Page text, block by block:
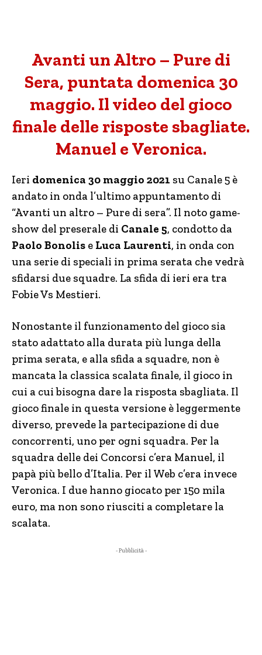
Avanti un Altro – Pure di
Sera, puntata domenica 30
maggio. Il video del gioco
finale delle risposte sbagliate.
Manuel e Veronica.
Ieri domenica 30 maggio 2021 su Canale 5 è
andato in onda l’ultimo appuntamento di
“Avanti un altro – Pure di sera”. Il noto game-
show del preserale di Canale 5, condotto da
Paolo Bonolis e Luca Laurenti, in onda con
una serie di speciali in prima serata che vedrà
sfidarsi due squadre. La sfida di ieri era tra
Fobie Vs Mestieri.
Nonostante il funzionamento del gioco sia
stato adattato alla durata più lunga della
prima serata, e alla sfida a squadre, non è
mancata la classica scalata finale, il gioco in
cui a cui bisogna dare la risposta sbagliata. Il
gioco finale in questa versione è leggermente
diverso, prevede la partecipazione di due
concorrenti, uno per ogni squadra. Per la
squadra delle dei Concorsi c’era Manuel, il
papà più bello d’Italia. Per il Web c’era invece
Veronica. I due hanno giocato per 150 mila
euro, ma non sono riusciti a completare la
scalata.
- Pubblicità -